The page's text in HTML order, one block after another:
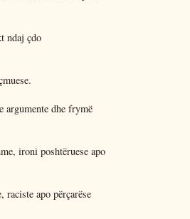
ndaj çdo
argumente dhe frymë
ironi poshtëruese apo
raciste apo përçarëse